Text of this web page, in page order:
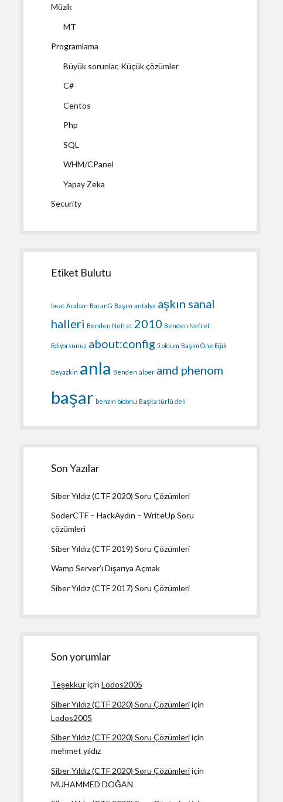
Müzik
MT
Programlama
Büyük sorunlar, Küçük çözümler
C#
Centos
Php
SQL
WHM/CPanel
Yapay Zeka
Security
Etiket Bulutu
beat Araban BaranG Başım antalya aşkın sanal
halleri Benden Nefret 2010 Benden Nefret
Ediyorsunuz about:config 5.oldum Başım Öne Eğik
Beyazkin anla Benden alper amd phenom
başar benzin bidonu Başka türlü deli
Son Yazılar
Siber Yıldız (CTF 2020) Soru Çözümleri
SoderCTF – HackAydın – WriteUp Soru
çözümleri
Siber Yıldız (CTF 2019) Soru Çözümleri
Wamp Server’ı Dışarıya Açmak
Siber Yıldız (CTF 2017) Soru Çözümleri
Son yorumlar
TeşekküriçinLodos2005
Siber Yıldız (CTF 2020) Soru Çözümleriiçin
Lodos2005
Siber Yıldız (CTF 2020) Soru Çözümleriiçin
mehmet yıldız
Siber Yıldız (CTF 2020) Soru Çözümleriiçin
MUHAMMED DOĞAN